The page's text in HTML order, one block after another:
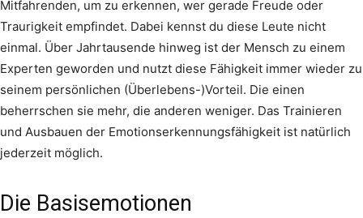
Mitfahrenden, um zu erkennen, wer gerade Freude oder
Traurigkeit empfindet. Dabei kennst du diese Leute nicht
einmal. Über Jahrtausende hinweg ist der Mensch zu einem
Experten geworden und nutzt diese Fähigkeit immer wieder zu
seinem persönlichen (Überlebens-)Vorteil. Die einen
beherrschen sie mehr, die anderen weniger. Das Trainieren
und Ausbauen der Emotionserkennungsfähigkeit ist natürlich
jederzeit möglich.
Die Basisemotionen